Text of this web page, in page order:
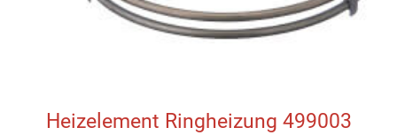
Heizelement Ringheizung 499003